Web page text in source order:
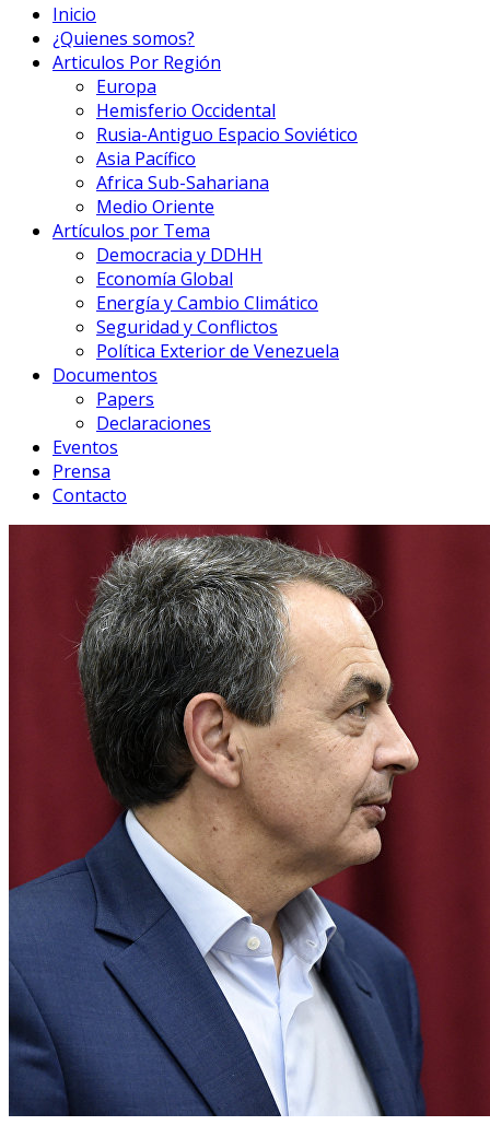
Inicio
¿Quienes somos?
Articulos Por Región
Europa
Hemisferio Occidental
Rusia-Antiguo Espacio Soviético
Asia Pacífico
Africa Sub-Sahariana
Medio Oriente
Artículos por Tema
Democracia y DDHH
Economía Global
Energía y Cambio Climático
Seguridad y Conflictos
Política Exterior de Venezuela
Documentos
Papers
Declaraciones
Eventos
Prensa
Contacto